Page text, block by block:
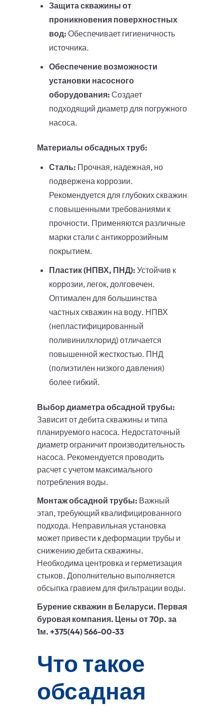
Защита скважины от
проникновения поверхностных
вод: Обеспечивает гигиеничность
источника.
Обеспечение возможности
установки насосного
оборудования: Создает
подходящий диаметр для погружного
насоса.
Материалы обсадных труб:
Сталь: Прочная, надежная, но
подвержена коррозии.
Рекомендуется для глубоких скважин
с повышенными требованиями к
прочности. Применяются различные
марки стали с антикоррозийным
покрытием.
Пластик (НПВХ, ПНД): Устойчив к
коррозии, легок, долговечен.
Оптимален для большинства
частных скважин на воду. НПВХ
(непластифицированный
поливинилхлорид) отличается
повышенной жесткостью. ПНД
(полиэтилен низкого давления)
более гибкий.
Выбор диаметра обсадной трубы:
Зависит от дебита скважины и типа
планируемого насоса. Недостаточный
диаметр ограничит производительность
насоса. Рекомендуется проводить
расчет с учетом максимального
потребления воды.
Монтаж обсадной трубы: Важный
этап, требующий квалифицированного
подхода. Неправильная установка
может привести к деформации трубы и
снижению дебита скважины.
Необходима центровка и герметизация
стыков. Дополнительно выполняется
обсыпка гравием для фильтрации воды.
Бурение скважин в Беларуси. Первая
буровая компания. Цены от 70р. за
1м. +375(44) 566-00-33
Что такое
обсадная